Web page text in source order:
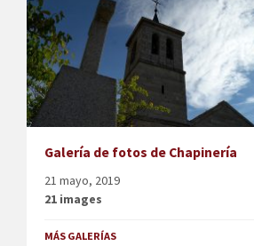
Galería de fotos de Chapinería
21 mayo, 2019
21 images
MÁS GALERÍAS